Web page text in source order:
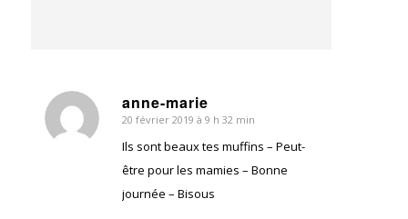
anne-marie
dit
:
20 février 2019 à 9 h 32 min
Ils sont beaux tes muffins – Peut-
être pour les mamies – Bonne
journée – Bisous